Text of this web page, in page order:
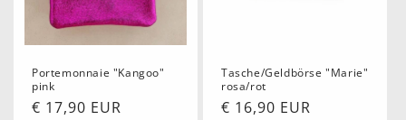
Portemonnaie "Kangoo"
pink
Normaler
€ 17,90 EUR
Tasche/Geldbörse "Marie"
rosa/rot
Normaler
€ 16,90 EUR